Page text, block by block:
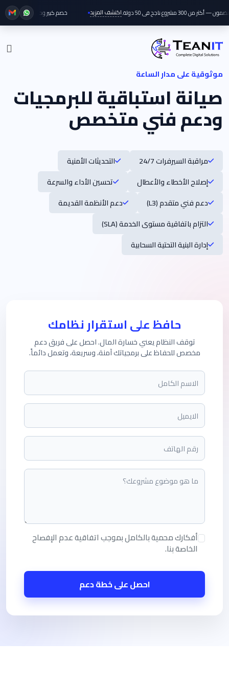
ناجح في 50 دولة. اكتشف المزيد خصم كبير وحصري على جميع
موثوقية على مدار الساعة
صيانة استباقية للبرمجيات
ودعم فني متخصص
مراقبة السيرفرات 24/7
التحديثات الأمنية
إصلاح الأخطاء والأعطال
تحسين الأداء والسرعة
دعم فني متقدم (L3)
دعم الأنظمة القديمة
التزام باتفاقية مستوى الخدمة (SLA)
إدارة البنية التحتية السحابية
حافظ على استقرار نظامك
توقف النظام يعني خسارة المال. احصل على فريق دعم
مخصص للحفاظ على برمجياتك آمنة، وسريعة، وتعمل دائماً.
أفكارك محمية بالكامل بموجب اتفاقية عدم الإفصاح
الخاصة بنا.
احصل على خطة دعم